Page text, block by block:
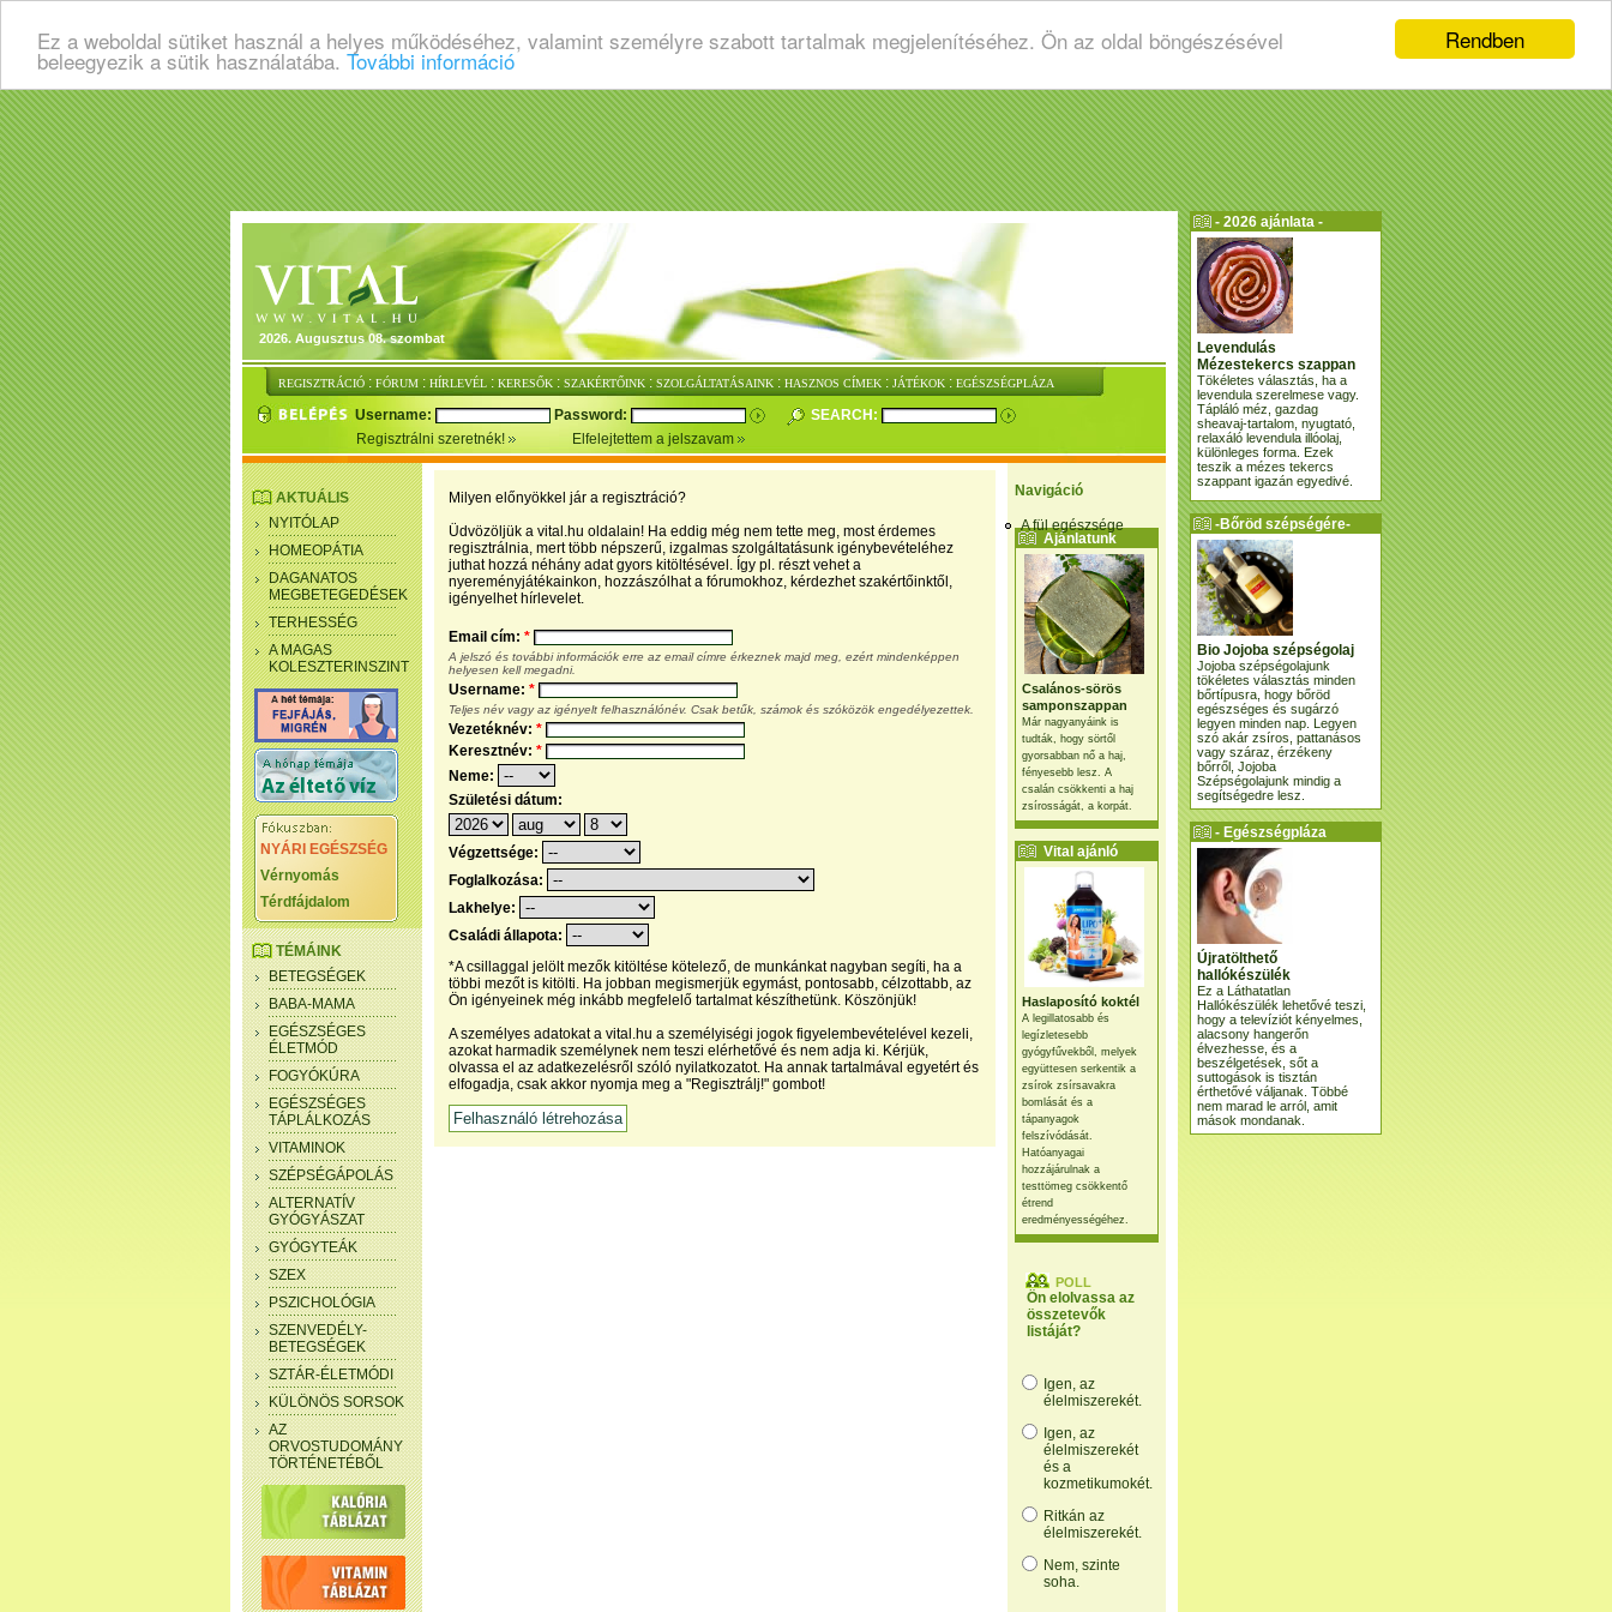
Rendben
Ez a weboldal sütiket használ a helyes működéséhez, valamint személyre szabott tartalmak megjelenítéséhez. Ön az oldal böngészésével
beleegyezik a sütik használatába. További információ
2026. Augusztus 08. szombat
REGISZTRÁCIÓ : FÓRUM : HÍRLEVÉL : KERESŐK : SZAKÉRTŐINK : SZOLGÁLTATÁSAINK : HASZNOS CÍMEK : JÁTÉKOK : EGÉSZSÉGPLÁZA
Username: Password:
SEARCH:
Regisztrálni szeretnék!
Elfelejtettem a jelszavam
Navigáció
A fül egészsége
Ajánlatunk
Csalános-sörös
samponszappan
Már nagyanyáink is
tudták, hogy sörtől
gyorsabban nő a haj,
fényesebb lesz. A
csalán csökkenti a haj
zsírosságát, a korpát.
Vital ajánló
Haslaposító koktél
A legillatosabb és
legízletesebb
gyógyfűvekből, melyek
együttesen serkentik a
zsírok zsírsavakra
bomlását és a
tápanyagok
felszívódását.
Hatóanyagai
hozzájárulnak a
testtömeg csökkentő
étrend
eredményességéhez.
POLL
Ön elolvassa az
összetevők
listáját?
Igen, az
élelmiszerekét.
Igen, az
élelmiszerekét
és a
kozmetikumokét.
Ritkán az
élelmiszerekét.
Nem, szinte
soha.
AKTUÁLIS
NYITÓLAP
HOMEOPÁTIA
DAGANATOS
MEGBETEGEDÉSEK
TERHESSÉG
A MAGAS
KOLESZTERINSZINT
NYÁRI EGÉSZSÉG
Vérnyomás
Térdfájdalom
TÉMÁINK
BETEGSÉGEK
BABA-MAMA
EGÉSZSÉGES
ÉLETMÓD
FOGYÓKÚRA
EGÉSZSÉGES
TÁPLÁLKOZÁS
VITAMINOK
SZÉPSÉGÁPOLÁS
ALTERNATÍV
GYÓGYÁSZAT
GYÓGYTEÁK
SZEX
PSZICHOLÓGIA
SZENVEDÉLY-
BETEGSÉGEK
SZTÁR-ÉLETMÓDI
KÜLÖNÖS SORSOK
AZ
ORVOSTUDOMÁNY
TÖRTÉNETÉBŐL
Milyen előnyökkel jár a regisztráció?
Üdvözöljük a vital.hu oldalain! Ha eddig még nem tette meg, most érdemes
regisztrálnia, mert több népszerű, izgalmas szolgáltatásunk igénybevételéhez
juthat hozzá néhány adat gyors kitöltésével. Így pl. részt vehet a
nyereményjátékainkon, hozzászólhat a fórumokhoz, kérdezhet szakértőinktől,
igényelhet hírlevelet.
Email cím: *
A jelszó és további információk erre az email címre érkeznek majd meg, ezért mindenképpen
helyesen kell megadni.
Username: *
Teljes név vagy az igényelt felhasználónév. Csak betűk, számok és szóközök engedélyezettek.
Vezetéknév: *
Keresztnév: *
Neme:
Születési dátum:
Végzettsége:
Foglalkozása:
Lakhelye:
Családi állapota:
*A csillaggal jelölt mezők kitöltése kötelező, de munkánkat nagyban segíti, ha a
többi mezőt is kitölti. Ha jobban megismerjük egymást, pontosabb, célzottabb, az
Ön igényeinek még inkább megfelelő tartalmat készíthetünk. Köszönjük!
A személyes adatokat a vital.hu a személyiségi jogok figyelembevételével kezeli,
azokat harmadik személynek nem teszi elérhetővé és nem adja ki. Kérjük,
olvassa el az adatkezelésről szóló nyilatkozatot. Ha annak tartalmával egyetért és
elfogadja, csak akkor nyomja meg a "Regisztrálj!" gombot!
- 2026 ajánlata -
Levendulás
Mézestekercs szappan
Tökéletes választás, ha a
levendula szerelmese vagy.
Tápláló méz, gazdag
sheavaj-tartalom, nyugtató,
relaxáló levendula illóolaj,
különleges forma. Ezek
teszik a mézes tekercs
szappant igazán egyedivé.
-Bőröd szépségére-
Bio Jojoba szépségolaj
Jojoba szépségolajunk
tökéletes választás minden
bőrtípusra, hogy bőröd
egészséges és sugárzó
legyen minden nap. Legyen
szó akár zsíros, pattanásos
vagy száraz, érzékeny
bőrről, Jojoba
Szépségolajunk mindig a
segítségedre lesz.
- Egészségpláza
ajánlatunk -
Újratölthető
hallókészülék
Ez a Láthatatlan
Hallókészülék lehetővé teszi,
hogy a televíziót kényelmes,
alacsony hangerőn
élvezhesse, és a
beszélgetések, sőt a
suttogások is tisztán
érthetővé váljanak. Többé
nem marad le arról, amit
mások mondanak.